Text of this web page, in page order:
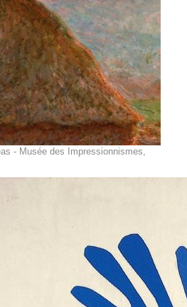
- Musée des Impressionnismes,